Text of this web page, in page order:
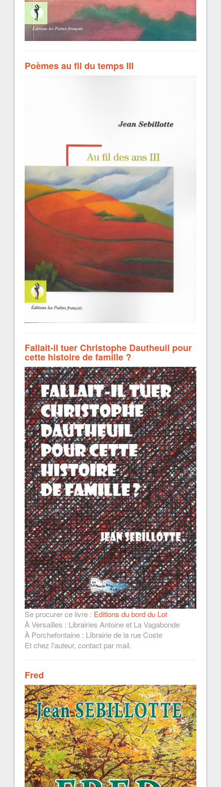
Poèmes au fil du temps III
Fallait-il tuer Christophe Dautheuil pour
cette histoire de famille ?
Se procurer ce livre : Editions du bord du Lot
À Versailles : Librairies Antoine et La Vagabonde
À Porchefontaine : LIbrairie de la rue Coste
Et chez l'auteur, contact par mail.
Fred